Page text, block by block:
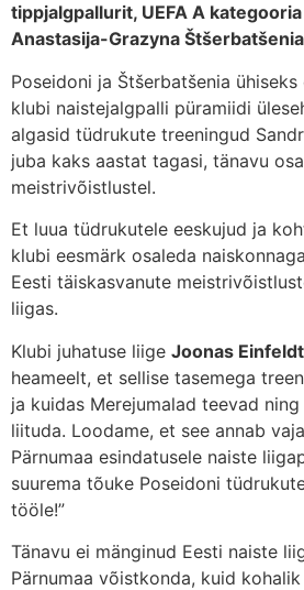
tippjalgpallurit, UEFA A
Anastasija-Grazyna
Poseidoni ja Štšerbatšenia
klubi naistejalgpalli püramiidi
algasid tüdrukute treeningud
juba kaks aastat tagasi, tänavu
meistrivõistlustel.
Et luua tüdrukutele eeskujud ja
klubi eesmärk osaleda
Eesti täiskasvanute
liigas.
Klubi juhatuse liige Joonas Einfeldt
heameelt, et sellise tasemega
ja kuidas Merejumalad teevad
liituda. Loodame, et see annab
Pärnumaa esindatusele naiste
suurema tõuke Poseidoni
tööle!”
Tänavu ei mänginud Eesti naiste
Pärnumaa võistkonda, kuid